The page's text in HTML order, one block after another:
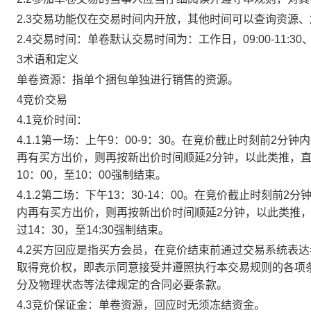
2.3交易功能仅在交易时间内开放，其他时间可以查询资源
2.4交易时间：单卷默认交易时间为：工作日，09:00-11:30
3术语和定义
单卷资源：指单个捆包单独进行销售的资源。
4竞价交易
4.1竞价时间：
4.1.1第一场：上午9：00-9：30。在竞价截止时刻前2分钟
再有买方出价，则再按新出价时间顺延2分钟，以此类推，
10：00，至10：00强制结束。
4.1.2第二场：下午13：30-14：00。在竞价截止时刻前2分
内再有买方出价，则再按新出价时间顺延2分钟，以此类推
过14：30，至14:30强制结束。
4.2买方回应是指买方会员，在竞价结束前通过交易系统表
取得竞价权，即表示同意接受并遵照执行本交易规则的各
分及物理状态等法律规定的合同必要条款。
4.3竞价保证金：单卷资源，回应时无须冻结资金。